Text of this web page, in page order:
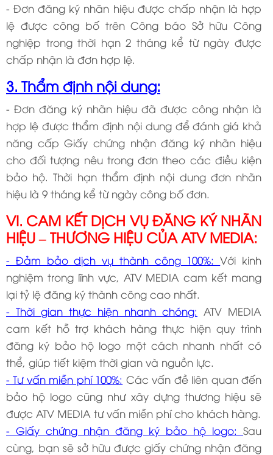
- Đơn đăng ký nhãn hiệu được chấp nhận là hợp
lệ được công bố trên Công báo Sở hữu Công
nghiệp trong thời hạn 2 tháng kể từ ngày được
chấp nhận là đơn hợp lệ.
3. Thẩm định nội dung:
- Đơn đăng ký nhãn hiệu đã được công nhận là
hợp lệ được thẩm định nội dung để đánh giá khả
năng cấp Giấy chứng nhận đăng ký nhãn hiệu
cho đối tượng nêu trong đơn theo các điều kiện
bảo hộ. Thời hạn thẩm định nội dung đơn nhãn
hiệu là 9 tháng kể từ ngày công bố đơn.
VI. CAM KẾT DỊCH VỤ ĐĂNG KÝ NHÃN
HIỆU – THƯƠNG HIỆU CỦA ATV MEDIA:
- Đảm bảo dịch vụ thành công 100%:Với kinh
nghiệm trong lĩnh vực, ATV MEDIA cam kết mang
lại tỷ lệ đăng ký thành công cao nhất.
- Thời gian thực hiện nhanh chóng: ATV MEDIA
cam kết hỗ trợ khách hàng thực hiện quy trình
đăng ký bảo hộ logo một cách nhanh nhất có
thể, giúp tiết kiệm thời gian và nguồn lực.
- Tư vấn miễn phí 100%: Các vấn đề liên quan đến
bảo hộ logo cũng như xây dựng thương hiệu sẽ
được ATV MEDIA tư vấn miễn phí cho khách hàng.
- Giấy chứng nhận đăng ký bảo hộ logo:Sau
cùng, bạn sẽ sở hữu được giấy chứng nhận đăng